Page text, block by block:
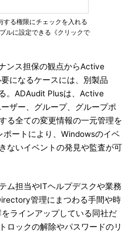
る権限にチェックを入れる
ルに設定できる《クリックで
ンス担保の観点からActive
になるケースには、別製品
。ADAudit Plusは、Active
ザー、グループ、グループポ
る全ての変更情報の一元管理を
ポートにより、Windowsのイベ
ないイベントの発見や監査が可
ム担当やITヘルプデスクや業務
管理にまつわる手間や時
ラインアップしている同社だ
ロックの解除やパスワードのリ